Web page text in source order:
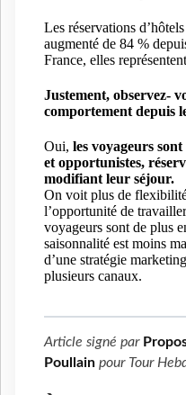
Les réservations
augmenté de 84 %
France, elles
Justement, observez-
comportement depuis
Oui, les voyageurs
et opportunistes,
modifiant leur séjour.
On voit plus de
l’opportunité de
voyageurs sont de plus
saisonnalité est moins
d’une stratégie
plusieurs canaux.
Article signé par
Poullain pour Tour